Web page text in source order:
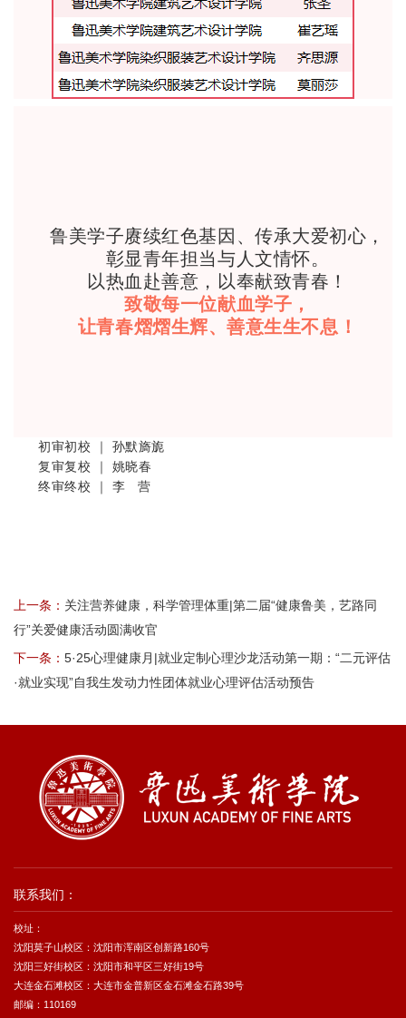
鲁美学子赓续红色基因、传承大爱初心，
彰显青年担当与人文情怀。
以热血赴善意，以奉献致青春！
致敬每一位献血学子，
让青春熠熠生辉、善意生生不息！
初审初校 ｜ 孙默旖旎
复审复校 ｜ 姚晓春
终审终校 ｜ 李 营
上一条： 关注营养健康，科学管理体重|第二届“健康鲁美，艺路同
行”关爱健康活动圆满收官
下一条： 5·25心理健康月|就业定制心理沙龙活动第一期：“二元评估
·就业实现”自我生发动力性团体就业心理评估活动预告
联系我们：
校址：
沈阳莫子山校区：沈阳市浑南区创新路160号
沈阳三好街校区：沈阳市和平区三好街19号
大连金石滩校区：大连市金普新区金石滩金石路39号
邮编：110169